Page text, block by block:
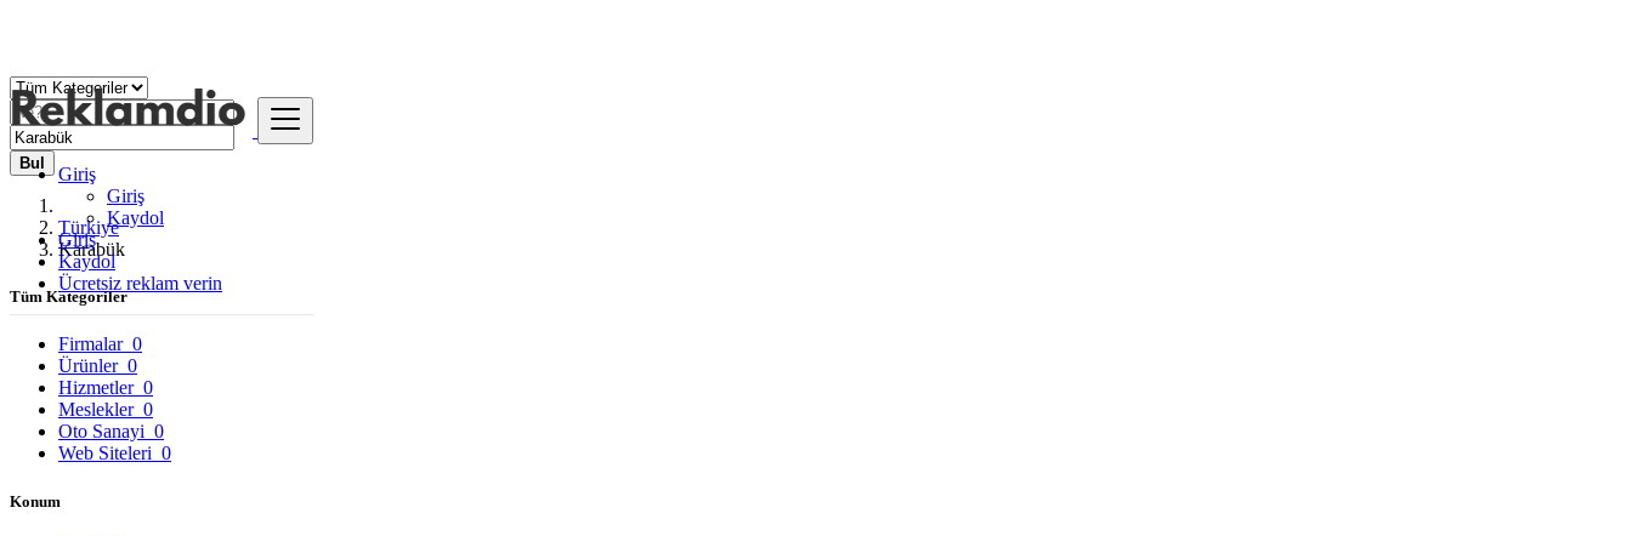
Giriş
Giriş
Kaydol
Giriş
Kaydol
Ücretsiz reklam verin
Bul
Türkiye
Karabük
Tüm Kategoriler
Firmalar 0
Ürünler 0
Hizmetler 0
Meslekler 0
Oto Sanayi 0
Web Siteleri 0
Konum